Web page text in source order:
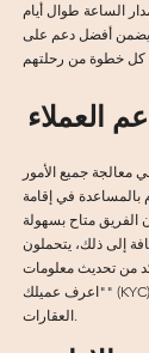
الساعة طوال أيام
ويضمن أفضل دعم على
العملاء
معالجة جميع الأمور
بالمساعدة في إقامة
الفريق متاح بسهولة
إلى ذلك، يتحملون
من تحديث معلومات
"اعرف عميلك" (KYC)، مما يوفر دعمًا شاملاً لأصحاب
العقارات.